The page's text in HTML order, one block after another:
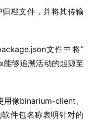
档文件，并将其传输
文件中将”
够追溯活动的起源至
用像binarium-client、
件包名称表明针对的